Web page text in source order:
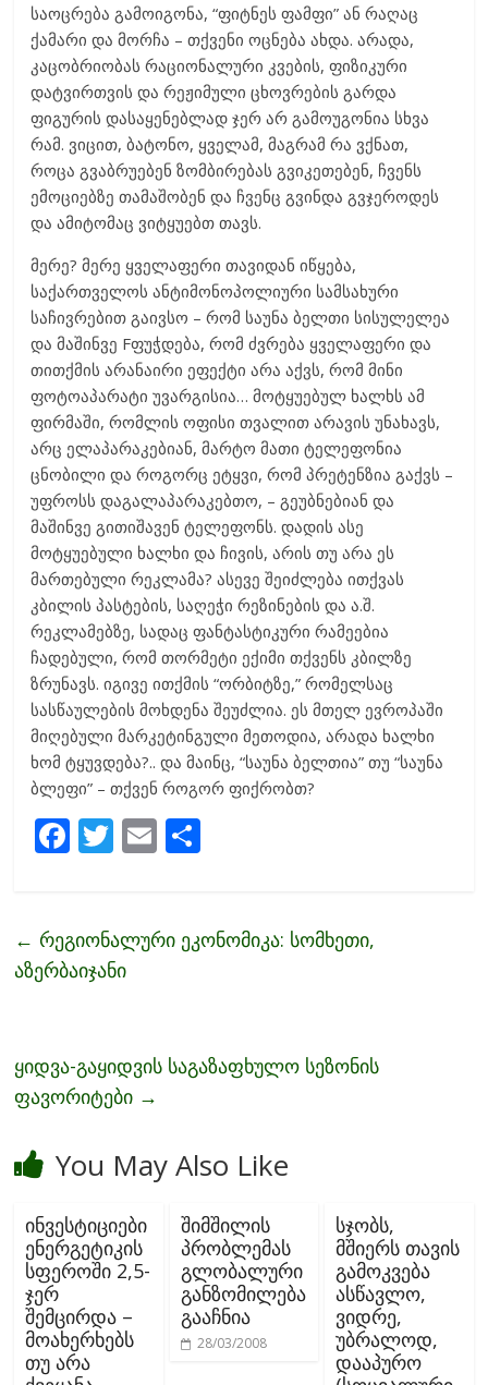
საოცრება გამოიგონა, “ფიტნეს ფამფი” ან რაღაც
ქამარი და მორჩა – თქვენი ოცნება ახდა. არადა,
კაცობრიობას რაციონალური კვების, ფიზიკური
დატვირთვის და რეჟიმული ცხოვრების გარდა
ფიგურის დასაყენებლად ჯერ არ გამოუგონია სხვა
რამ. ვიცით, ბატონო, ყველამ, მაგრამ რა ვქნათ,
როცა გვაბრუებენ ზომბირებას გვიკეთებენ, ჩვენს
ემოციებზე თამაშობენ და ჩვენც გვინდა გვჯეროდეს
და ამიტომაც ვიტყუებთ თავს.
მერე? მერე ყველაფერი თავიდან იწყება,
საქართველოს ანტიმონოპოლიური სამსახური
საჩივრებით გაივსო – რომ საუნა ბელთი სისულელეა
და მაშინვე Fფუჭდება, რომ ძვრება ყველაფერი და
თითქმის არანაირი ეფექტი არა აქვს, რომ მინი
ფოტოაპარატი უვარგისია… მოტყუებულ ხალხს ამ
ფირმაში, რომლის ოფისი თვალით არავის უნახავს,
არც ელაპარაკებიან, მარტო მათი ტელეფონია
ცნობილი და როგორც ეტყვი, რომ პრეტენზია გაქვს –
უფროსს დაგალაპარაკებთო, – გეუბნებიან და
მაშინვე გითიშავენ ტელეფონს. დადის ასე
მოტყუებული ხალხი და ჩივის, არის თუ არა ეს
მართებული რეკლამა? ასევე შეიძლება ითქვას
კბილის პასტების, საღეჭი რეზინების და ა.შ.
რეკლამებზე, სადაც ფანტასტიკური რამეებია
ჩადებული, რომ თორმეტი ექიმი თქვენს კბილზე
ზრუნავს. იგივე ითქმის “ორბიტზე,” რომელსაც
სასწაულების მოხდენა შეუძლია. ეს მთელ ევროპაში
მიღებული მარკეტინგული მეთოდია, არადა ხალხი
ხომ ტყუვდება?.. და მაინც, “საუნა ბელთია” თუ “საუნა
ბლეფი” – თქვენ როგორ ფიქრობთ?
F
b
o
T
er
E
l e
← რეგიონალური ეკონომიკა: სომხეთი,
აზერბაიჯანი
ყიდვა-გაყიდვის საგაზაფხულო სეზონის
ფავორიტები →
You May Also Like
ინვესტიციები
ენერგეტიკის
სფეროში 2,5-
ჯერ
შემცირდა –
მოახერხებს
თუ არა
შიმშილის
პრობლემას
გლობალური
განზომილება
გააჩნია
28/03/2008
სჯობს,
მშიერს თავის
გამოკვება
ასწავლო,
ვიდრე,
უბრალოდ,
დააპურო